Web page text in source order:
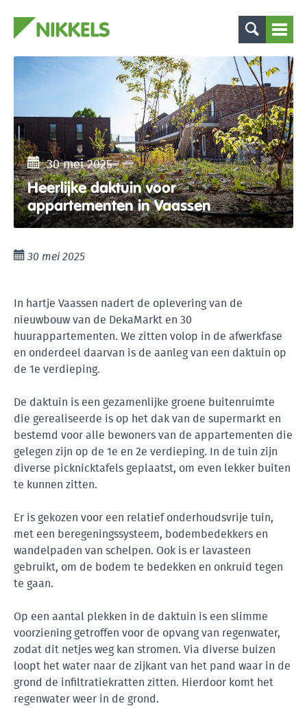
30 mei 2025
Heerlijke daktuin voor
appartementen in Vaassen
30 mei 2025
In hartje Vaassen nadert de oplevering van de
nieuwbouw van de DekaMarkt en 30
huurappartementen. We zitten volop in de afwerkfase
en onderdeel daarvan is de aanleg van een daktuin op
de 1e verdieping.
De daktuin is een gezamenlijke groene buitenruimte
die gerealiseerde is op het dak van de supermarkt en
bestemd voor alle bewoners van de appartementen die
gelegen zijn op de 1e en 2e verdieping. In de tuin zijn
diverse picknicktafels geplaatst, om even lekker buiten
te kunnen zitten.
Er is gekozen voor een relatief onderhoudsvrije tuin,
met een beregeningssysteem, bodembedekkers en
wandelpaden van schelpen. Ook is er lavasteen
gebruikt, om de bodem te bedekken en onkruid tegen
te gaan.
Op een aantal plekken in de daktuin is een slimme
voorziening getroffen voor de opvang van regenwater,
zodat dit netjes weg kan stromen. Via diverse buizen
loopt het water naar de zijkant van het pand waar in de
grond de infiltratiekratten zitten. Hierdoor komt het
regenwater weer in de grond.